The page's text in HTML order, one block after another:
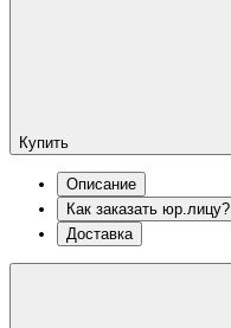
Купить
Описание
Как заказать юр.лицу?
Доставка